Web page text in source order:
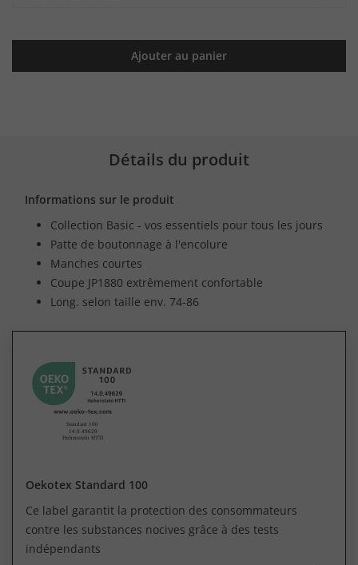
Ajouter au panier
Détails du produit
Informations sur le produit
Collection Basic - vos essentiels pour tous les jours
Patte de boutonnage à l'encolure
Manches courtes
Coupe JP1880 extrêmement confortable
Long. selon taille env. 74-86
Oekotex Standard 100
Ce label garantit la protection des consommateurs
contre les substances nocives grâce à des tests
indépendants